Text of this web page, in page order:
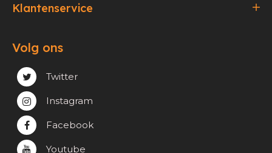
Klantenservice
Verzending & Afhaling
Privacy & cookie beleid
Volg ons
Twitter
Instagram
Facebook
Youtube